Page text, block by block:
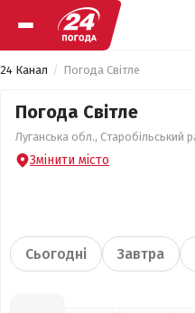
24 Канал Погода Світле
Погода Світле
Луганська обл., Старобільський
Змінити місто
Сьогодні Завтра